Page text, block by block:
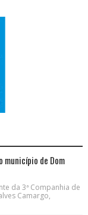
município de Dom
da 3ª Companhia de
Camargo,